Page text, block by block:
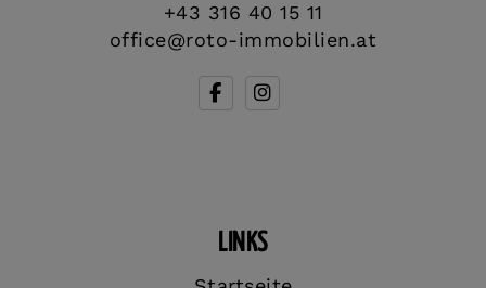
+43 316 40 15 11
office@roto-immobilien.at
LINKS